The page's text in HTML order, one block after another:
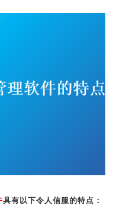
具有以下令人信服的特点：